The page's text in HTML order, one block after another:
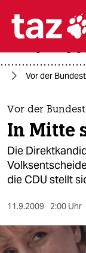

themen
politik
öko
sport
gewalt
Vor der
Vor der
In Mitte
Die
die CDU stellt
11.9.2009 2:00 Uhr